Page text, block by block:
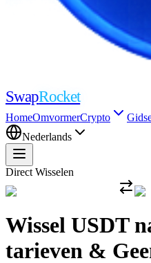
SwapRocket
HomeOmvormerCrypto
Nederlands
Direct Wisselen
Wissel USDT
tarieven &